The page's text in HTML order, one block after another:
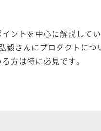
ントを中心に解説して
毅さんにプロダクトにつ
方は特に必見です。